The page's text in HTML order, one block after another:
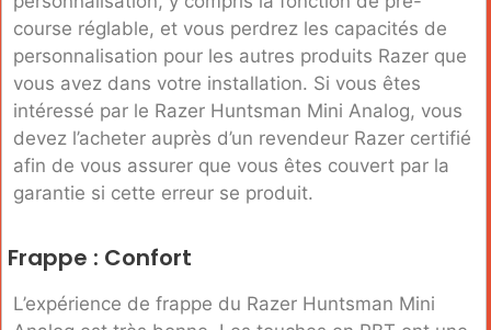
course réglable, et vous perdrez les capacités de
personnalisation pour les autres produits Razer que
vous avez dans votre installation. Si vous êtes
intéressé par le Razer Huntsman Mini Analog, vous
devez l’acheter auprès d’un revendeur Razer certifié
afin de vous assurer que vous êtes couvert par la
garantie si cette erreur se produit.
Frappe : Confort
L’expérience de frappe du Razer Huntsman Mini